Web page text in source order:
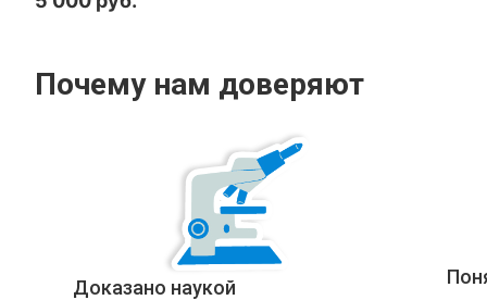
Почему нам доверяют
Доказано наукой